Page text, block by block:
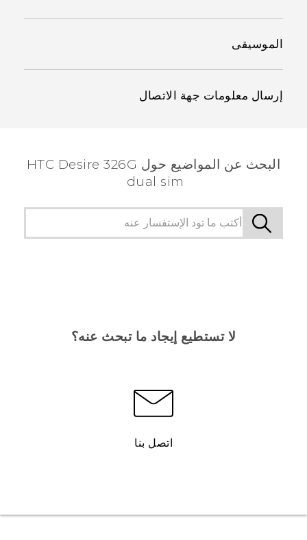
الموسيقى
إرسال معلومات جهة الاتصال
البحث عن المواضيع حول HTC Desire 326G
dual sim
لا تستطيع إيجاد ما تبحث عنه؟
اتصل بنا